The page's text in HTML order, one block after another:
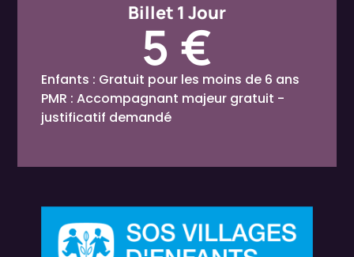
Billet 1 Jour
5 €
Enfants : Gratuit pour les moins de 6 ans
PMR : Accompagnant majeur gratuit -
justificatif demandé